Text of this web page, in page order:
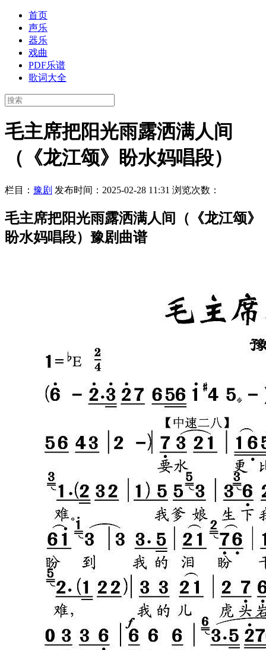
首页
声乐
器乐
戏曲
PDF乐谱
歌词大全
毛主席把阳光雨露洒满人间
（《龙江颂》盼水妈唱段）
栏目： 豫剧 发布时间：2025-02-28 11:31 浏览次数：
毛主席把阳光雨露洒满人间（《龙江颂》
盼水妈唱段）豫剧曲谱